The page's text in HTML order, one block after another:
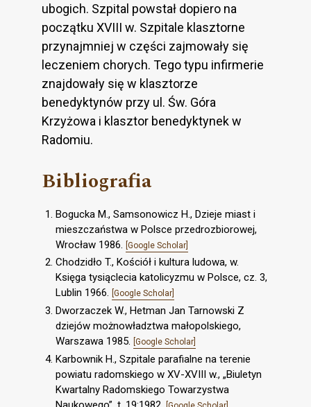
ubogich. Szpital powstał dopiero na
początku XVIII w. Szpitale klasztorne
przynajmniej w części zajmowały się
leczeniem chorych. Tego typu infirmerie
znajdowały się w klasztorze
benedyktynów przy ul. Św. Góra
Krzyżowa i klasztor benedyktynek w
Radomiu.
Bibliografia
Bogucka M., Samsonowicz H., Dzieje miast i
mieszczaństwa w Polsce przedrozbiorowej,
Wrocław 1986.
[Google Scholar]
Chodzidło T., Kościół i kultura ludowa, w.
Księga tysiąclecia katolicyzmu w Polsce, cz. 3,
Lublin 1966. [Google Scholar]
Dworzaczek W., Hetman Jan Tarnowski Z
dziejów możnowładztwa małopolskiego,
Warszawa 1985. [Google Scholar]
Karbownik H., Szpitale parafialne na terenie
powiatu radomskiego w XV-XVIII w., „Biuletyn
Kwartalny Radomskiego Towarzystwa